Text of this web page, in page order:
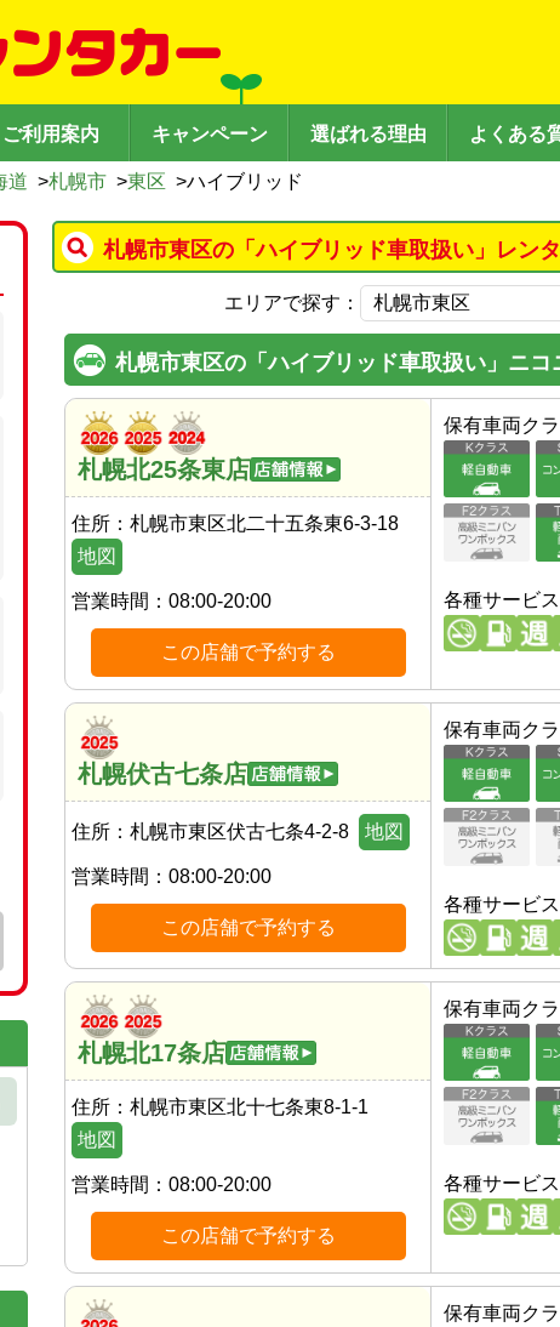
ご利用案内 キャンペーン 選ばれる理由 よくある
道 >札幌市 >東区 >ハイブリッド
札幌市東区の「ハイブリッド車取扱い」レン
エリアで探す：
札幌市東区の「ハイブリッド車取扱い」ニ
札幌北25条東店
住所： 札幌市東区北二十五条東6-3-18
地図
営業時間： 08:00-20:00
この店舗で予約する
保有車両ク
各種サービス
札幌伏古七条店
住所： 札幌市東区伏古七条4-2-8 地図
営業時間： 08:00-20:00
この店舗で予約する
保有車両ク
各種サービス
札幌北17条店
住所： 札幌市東区北十七条東8-1-1
地図
営業時間： 08:00-20:00
この店舗で予約する
保有車両ク
各種サービス
保有車両ク